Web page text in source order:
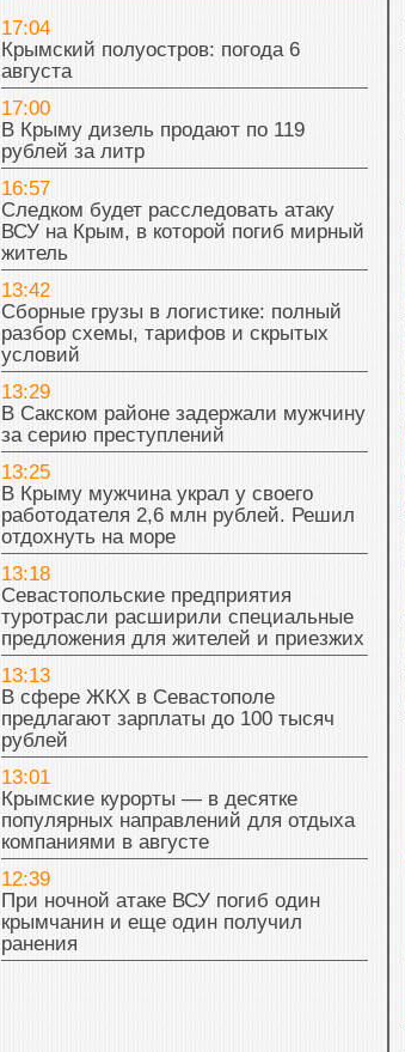
17:04
Крымский полуостров: погода 6
августа
17:00
В Крыму дизель продают по 119
рублей за литр
16:57
Следком будет расследовать атаку
ВСУ на Крым, в которой погиб мирный
житель
13:42
Сборные грузы в логистике: полный
разбор схемы, тарифов и скрытых
условий
13:29
В Сакском районе задержали мужчину
за серию преступлений
13:25
В Крыму мужчина украл у своего
работодателя 2,6 млн рублей. Решил
отдохнуть на море
13:18
Севастопольские предприятия
туротрасли расширили специальные
предложения для жителей и приезжих
13:13
В сфере ЖКХ в Севастополе
предлагают зарплаты до 100 тысяч
рублей
13:01
Крымские курорты — в десятке
популярных направлений для отдыха
компаниями в августе
12:39
При ночной атаке ВСУ погиб один
крымчанин и еще один получил
ранения